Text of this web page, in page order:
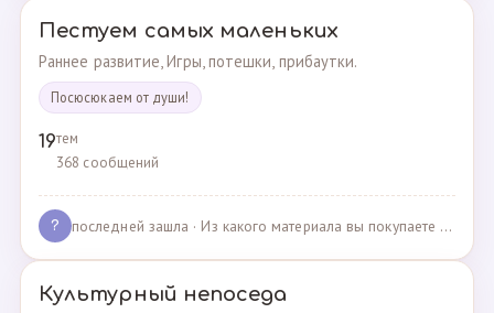
Пестуем самых маленьких
Раннее развитие, Игры, потешки, прибаутки.
Посюсюкаем от души!
19тем
368 сообщений
? последней зашла · Из какого материала вы покупаете одежду для своих д… · 03.05.2025
Культурный непоседа